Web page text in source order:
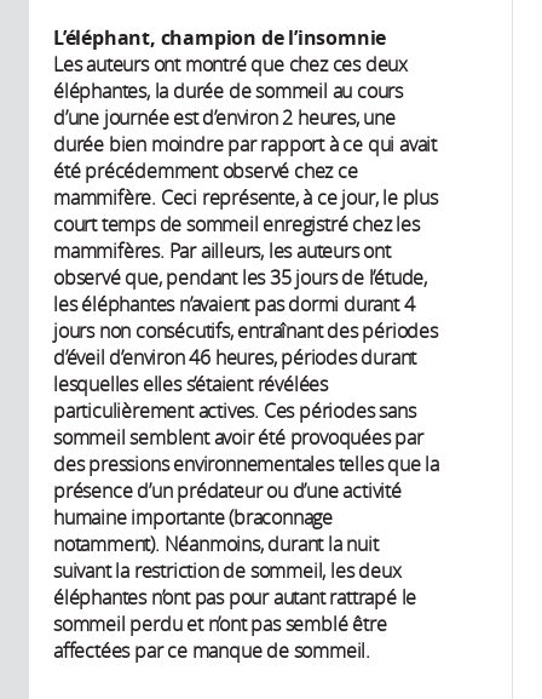
L’éléphant, champion de l’insomnie
Les auteurs ont montré que chez ces deux
éléphantes, la durée de sommeil au cours
d’une journée est d’environ 2 heures, une
durée bien moindre par rapport à ce qui avait
été précédemment observé chez ce
mammifère. Ceci représente, à ce jour, le plus
court temps de sommeil enregistré chez les
mammifères. Par ailleurs, les auteurs ont
observé que, pendant les 35 jours de l’étude,
les éléphantes n’avaient pas dormi durant 4
jours non consécutifs, entraînant des périodes
d’éveil d’environ 46 heures, périodes durant
lesquelles elles s’étaient révélées
particulièrement actives. Ces périodes sans
sommeil semblent avoir été provoquées par
des pressions environnementales telles que la
présence d’un prédateur ou d’une activité
humaine importante (braconnage
notamment). Néanmoins, durant la nuit
suivant la restriction de sommeil, les deux
éléphantes n’ont pas pour autant rattrapé le
sommeil perdu et n’ont pas semblé être
affectées par ce manque de sommeil.